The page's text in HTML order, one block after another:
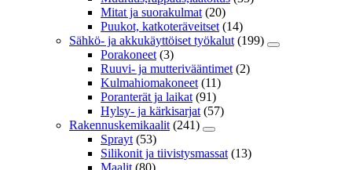
Mitat ja suorakulmat (20)
Puukot, katkoteräveitset (14)
Sähkö- ja akkukäyttöiset työkalut (199)
Porakoneet (3)
Ruuvi- ja mutterivääntimet (2)
Kulmahiomakoneet (11)
Poranterät ja laikat (91)
Hylsy- ja kärkisarjat (57)
Rakennuskemikaalit (241)
Sprayt (53)
Silikonit ja tiivistysmassat (13)